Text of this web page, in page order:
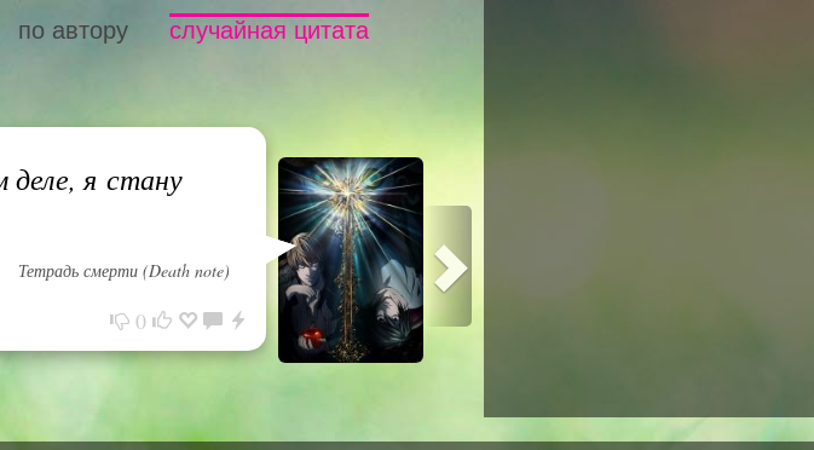
по автору случайная цитата
я стану
Тетрадь смерти (Death note)
0